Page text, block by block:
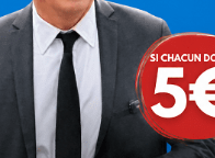
de trois ans, outre le
majorité précédente.
avoir du Parti «
mondialisation et cette
Français.